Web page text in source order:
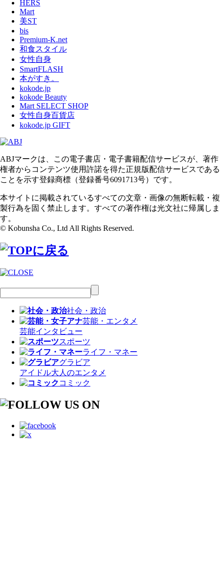
HERS
Mart
美ST
bis
Premium-K.net
和食スタイル
女性自身
SmartFLASH
本がすき。
kokode.jp
kokode Beauty
Mart SELECT SHOP
女性自身百貨店
kokode.jp GIFT
ABJマークは、この電子書店・電子書籍配信サービスが、著作
権者からコンテンツ使用許諾を得た正規版配信サービスである
ことを示す登録商標（登録番号6091713号）です。
本サイトに掲載されているすべての文章・画像の無断転載・複
製行為を固く禁止します。すべての著作権は光文社に帰属しま
す。
© Kobunsha Co., Ltd All Rights Reserved.
社会・政治
芸能・エンタメ
芸能インタビュー
スポーツ
ライフ・マネー
グラビア
アイドル大人のエンタメ
コミック